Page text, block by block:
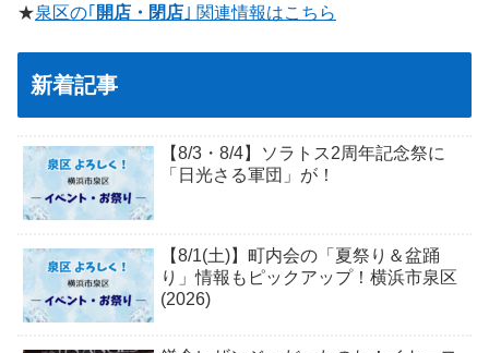
★泉区の｢ 開店・閉店 ｣ 関連情報はこちら
新着記事
【8/3・8/4】ソラトス2周年記念祭に
「日光さる軍団」が！
【8/1(土)】町内会の「夏祭り＆盆踊
り」情報もピックアップ！横浜市泉区
(2026)